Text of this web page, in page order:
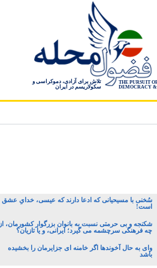
THE PURSUIT
DEMOCRACY
تلاش برای آزادی، دموکراسی و
سکولاریسم در ایران
سُخنی با مسیحیانی که ادعا دارند که عیسی، خدایِ عشق
است!
شکنجه و بی حرمتی نسبت به بانوان بزرگوار کشورمان، از
چه فرهنگی سرچشمه می گیرد؛ ایرانی، و یا تازیان؟
وای به حال آخوندها اگر خامنه ای جزایرمان را بخشیده
باشد